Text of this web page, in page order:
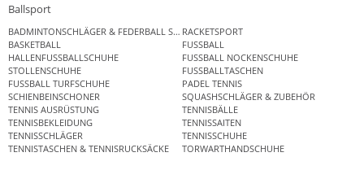
Ballsport
BADMINTONSCHLÄGER & FEDERBALL SETSRACKETSPORT
BASKETBALL
FUSSBALL
HALLENFUSSBALLSCHUHE
FUSSBALL NOCKENSCHUHE
STOLLENSCHUHE
FUSSBALLTASCHEN
FUSSBALL TURFSCHUHE
PADEL TENNIS
SCHIENBEINSCHONER
SQUASHSCHLÄGER & ZUBEHÖR
TENNIS AUSRÜSTUNG
TENNISBÄLLE
TENNISBEKLEIDUNG
TENNISSAITEN
TENNISSCHLÄGER
TENNISSCHUHE
TENNISTASCHEN & TENNISRUCKSÄCKE
TORWARTHANDSCHUHE